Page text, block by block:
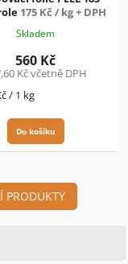
role 175 Kč / kg + DPH
Skladem
Kč včetně DPH
560 Kč
/ 1 kg
Do košíku
PRODUKTY